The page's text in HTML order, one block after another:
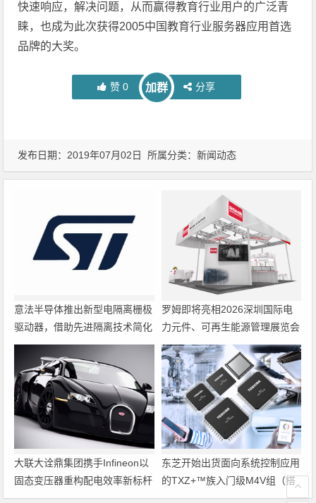
快速响应，解决问题，从而赢得教育行业用户的广泛青
睐，也成为此次获得2005中国教育行业服务器应用首选
品牌的大奖。
赞 0 加群 分享
发布日期：2019年07月02日 所属分类：新闻动态
意法半导体推出新型电隔离栅极
驱动器，借助先进隔离技术简化
电源设计
罗姆即将亮相2026深圳国际电
力元件、可再生能源管理展览会
暨研讨会
大联大诠鼎集团携手Infineon以
固态变压器重构配电效率新标杆
东芝开始出货面向系统控制应用
的TXZ+™族入门级M4V组（搭
载Arm Cortex‑M4内核的标准微